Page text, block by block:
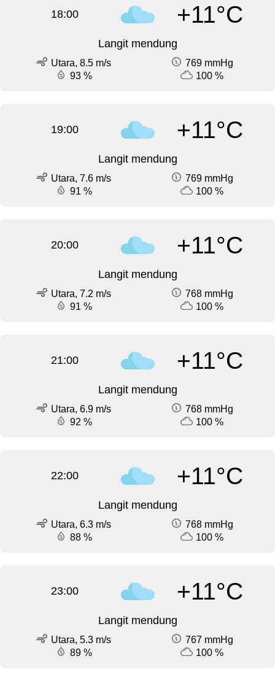
18:00 +11°C
Langit mendung
Utara, 8.5 m/s
769 mmHg
93 %
100 %
19:00 +11°C
Langit mendung
Utara, 7.6 m/s
769 mmHg
91 %
100 %
20:00 +11°C
Langit mendung
Utara, 7.2 m/s
768 mmHg
91 %
100 %
21:00 +11°C
Langit mendung
Utara, 6.9 m/s
768 mmHg
92 %
100 %
22:00 +11°C
Langit mendung
Utara, 6.3 m/s
768 mmHg
88 %
100 %
23:00 +11°C
Langit mendung
Utara, 5.3 m/s
767 mmHg
89 %
100 %